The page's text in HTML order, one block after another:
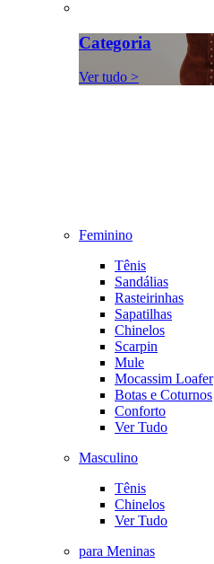
Categoria
Ver tudo >
Feminino
Tênis
Sandálias
Rasteirinhas
Sapatilhas
Chinelos
Scarpin
Mule
Mocassim Loafer
Botas e Coturnos
Conforto
Ver Tudo
Masculino
Tênis
Chinelos
Ver Tudo
para Meninas